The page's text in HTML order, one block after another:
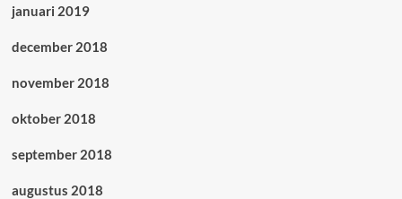
januari 2019
december 2018
november 2018
oktober 2018
september 2018
augustus 2018